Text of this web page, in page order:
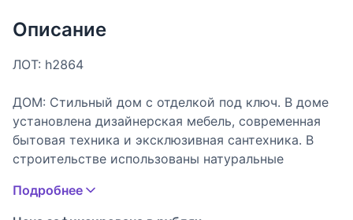
Описание
ЛОТ: h2864
ДОМ: Стильный дом с отделкой под ключ. В доме
установлена дизайнерская мебель, современная
бытовая техника и эксклюзивная сантехника. В
строительстве использованы натуральные
установлены: система кондиционирования,
противопожарной и охранной сигнализации,
Подробнее